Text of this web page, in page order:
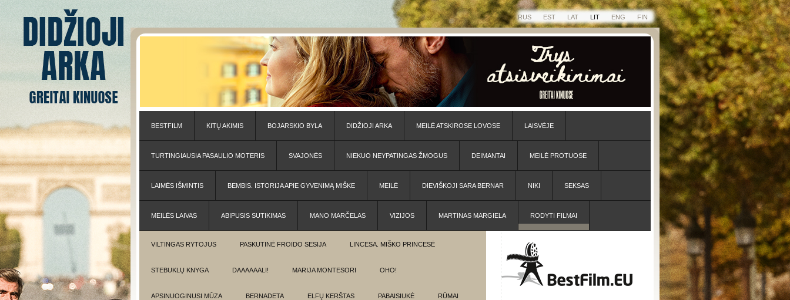
RUS EST LAT LIT ENG FIN
BESTFILM KITŲ AKIMIS BOJARSKIO BYLA DIDŽIOJI ARKA MEILĖ ATSKIROSE LOVOSE LAISVĖJE
TURTINGIAUSIA PASAULIO MOTERIS SVAJONĖS NIEKUO NEYPATINGAS ŽMOGUS DEIMANTAI MEILĖ PROTUOSE
LAIMĖS IŠMINTIS BEMBIS. ISTORIJA APIE GYVENIMĄ MIŠKE MEILĖ DIEVIŠKOJI SARA BERNAR NIKI SEKSAS
MEILĖS LAIVAS ABIPUSIS SUTIKIMAS MANO MARČELAS VIZIJOS MARTINAS MARGIELA RODYTI FILMAI
VILTINGAS RYTOJUS PASKUTINĖ FROIDO SESIJA LINCESA. MIŠKO PRINCESĖ
STEBUKLŲ KNYGA DAAAAAALI! MARIJA MONTESORI OHO!
APSINUOGINUSI MŪZA BERNADETA ELFŲ KERŠTAS PABAISIUKĖ RŪMAI